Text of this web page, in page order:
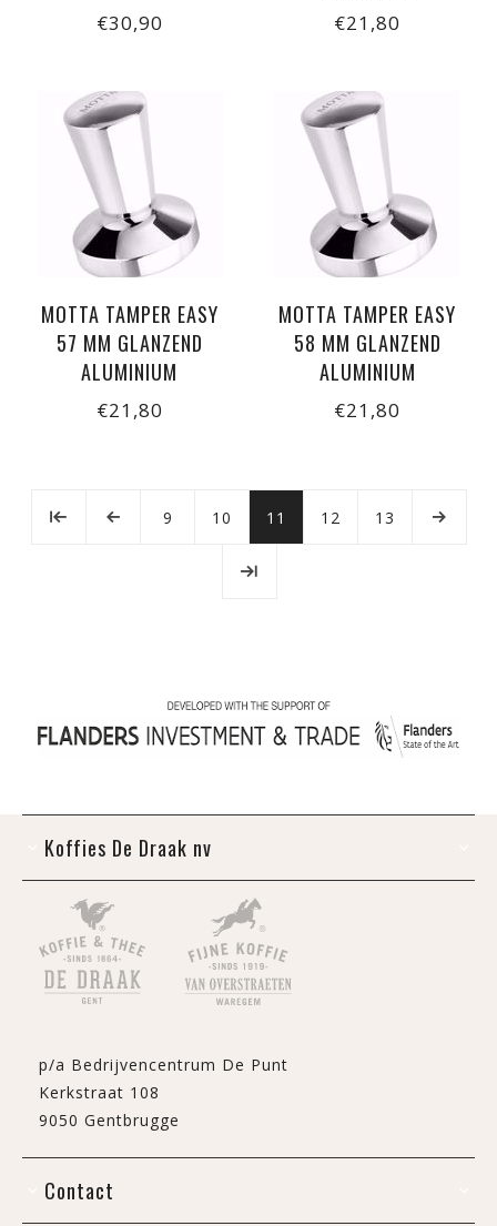
€30,90 €21,80
MOTTA TAMPER EASY
57 MM GLANZEND
ALUMINIUM
€21,80
MOTTA TAMPER EASY
58 MM GLANZEND
ALUMINIUM
€21,80
9 10 11 12 13
Koffies De Draak nv
p/a Bedrijvencentrum De Punt
Kerkstraat 108
9050 Gentbrugge
Contact